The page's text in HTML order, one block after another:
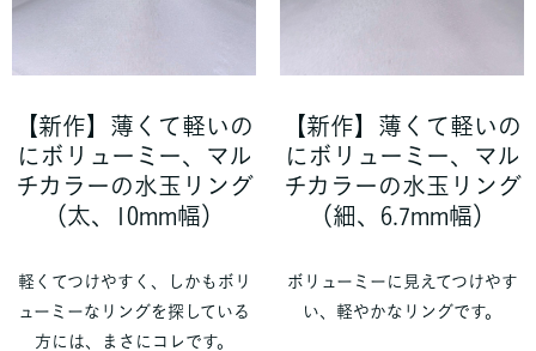
【新作】薄くて軽いの
にボリューミー、マル
チカラーの水玉リング
（太、10mm幅）
軽くてつけやすく、しかもボリ
ューミーなリングを探している
方には、まさにコレです。
【新作】薄くて軽いの
にボリューミー、マル
チカラーの水玉リング
（細、6.7mm幅）
ボリューミーに見えてつけやす
い、軽やかなリングです。